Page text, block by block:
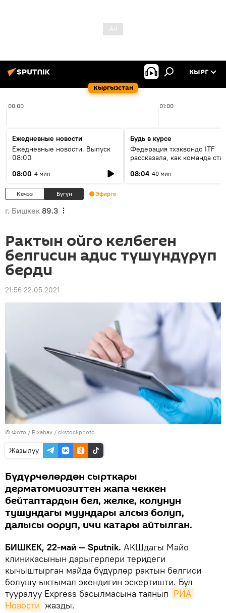
Кыргызстан
КЫРГ
00:00 01:00
Ежедневные новости
Ежедневные новости. Выпуск
08:00
08:00 4 мин
Будь в курсе
Федерация тхэквондо ITF
рассказала, как команда
08:04 40 мин
Кечээ Бүгүн Эфирге
г. Бишкек 89.3
Рактын ойго келбеген
белгисин адис түшүндүрүп
берди
21:56 22.05.2021
© Фото / Pixabay / ckstockphoto
Жазылуу
Бүдүрчөлөрдөн сырткары
дерматомиозиттен жапа чеккен
бейтаптардын бел, желке, колунун
тушундагы муундары алсыз болуп,
далысы ооруп, ичи катары айтылган.
БИШКЕК, 22-май — Sputnik. АКШдагы Майо
клиникасынын дарыгерлери теридеги
кычыштырган майда бүдүрлөр рактын белгиси
болушу ыктымал экендигин эскертишти. Бул
тууралуу Express басылмасына таянып РИА
Новости жазды.